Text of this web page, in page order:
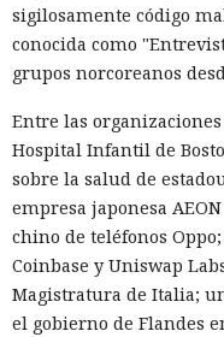
sigilosamente código
conocida como
grupos norcoreanos
Entre las
Hospital Infantil de
sobre la salud de
empresa japonesa
chino de teléfonos
Coinbase y Uniswap
Magistratura de Italia;
el gobierno de Flandes